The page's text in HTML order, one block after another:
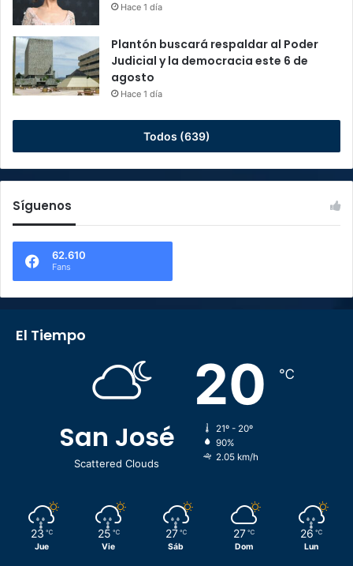
Hace 1 día
Plantón buscará respaldar al Poder
Judicial y la democracia este 6 de
agosto
Hace 1 día
Todos (639)
Síguenos
62.610
Fans
El Tiempo
San José
Scattered Clouds
20 ℃
21º - 20º
90%
2.05 km/h
23 ℃
Jue
25 ℃
Vie
27 ℃
Sáb
27 ℃
Dom
26 ℃
Lun